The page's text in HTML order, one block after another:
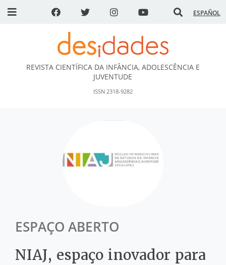
ESPAÑOL
DESidades
REVISTA CIENTÍFICA DA INFÂNCIA, ADOLESCÊNCIA E
JUVENTUDE
ISSN 2318-9282
ESPAÇO ABERTO
NIAJ, espaço inovador para